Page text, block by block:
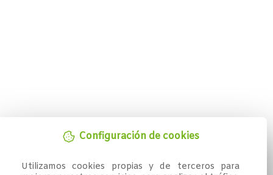
Configuración de cookies
Utilizamos cookies propias y de terceros para